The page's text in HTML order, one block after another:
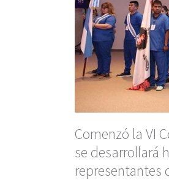
Comenzó la VI
se desarrollará
representantes